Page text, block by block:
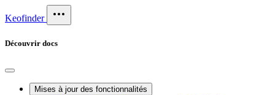
Keofinder
Découvrir docs
Mises à jour des fonctionnalités